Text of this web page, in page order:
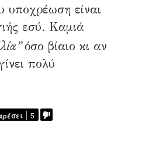
υποχρέωση είναι
εσύ. Καμιά
όσο βίαιο κι αν
πολύ
5